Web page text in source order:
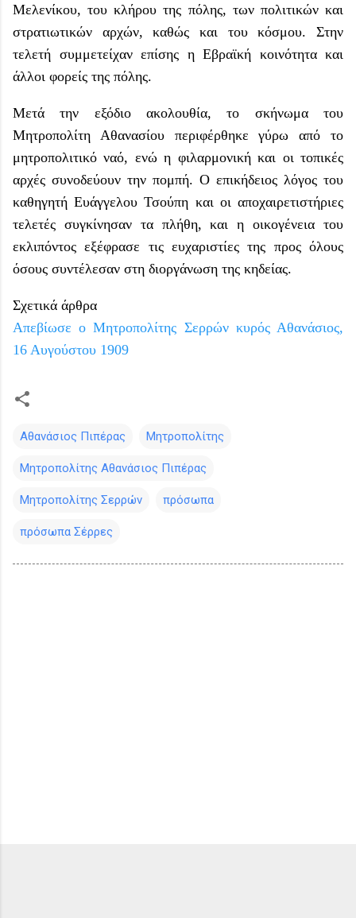
Μελενίκου, του κλήρου της πόλης, των πολιτικών και
στρατιωτικών αρχών, καθώς και του κόσμου. Στην
τελετή συμμετείχαν επίσης η Εβραϊκή κοινότητα και
άλλοι φορείς της πόλης.
Μετά την εξόδιο ακολουθία, το σκήνωμα του
Μητροπολίτη Αθανασίου περιφέρθηκε γύρω από το
μητροπολιτικό ναό, ενώ η φιλαρμονική και οι τοπικές
αρχές συνοδεύουν την πομπή. Ο επικήδειος λόγος του
καθηγητή Ευάγγελου Τσούπη και οι αποχαιρετιστήριες
τελετές συγκίνησαν τα πλήθη, και η οικογένεια του
εκλιπόντος εξέφρασε τις ευχαριστίες της προς όλους
όσους συντέλεσαν στη διοργάνωση της κηδείας.
Σχετικά άρθρα
Απεβίωσε ο Μητροπολίτης Σερρών κυρός Αθανάσιος,
16 Αυγούστου 1909
Αθανάσιος Πιπέρας Μητροπολίτης
Μητροπολίτης Αθανάσιος Πιπέρας
Μητροπολίτης Σερρών πρόσωπα
πρόσωπα Σέρρες